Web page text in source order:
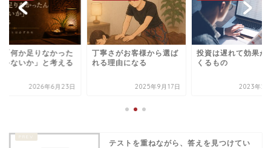
「何か足りなかった
ゃないか」と考える
2026年6月23日
丁寧さがお客様から選ば
れる理由になる
2025年9月17日
投資は遅れて効果が
くるもの
2023年2
テストを重ねながら、答えを見つけてい